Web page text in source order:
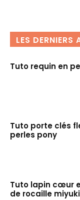
LES DERNIERS
Tuto requin en
Tuto porte clés
perles pony
Tuto lapin cœur
de rocaille miyuki